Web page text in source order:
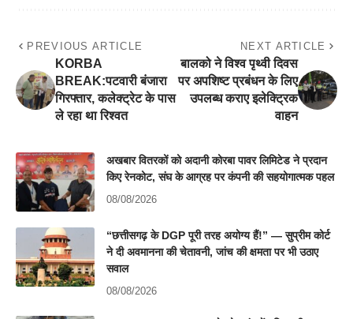
PREVIOUS ARTICLE
KORBA
BREAK:पटवारी बंजारा
गिरफ्तार, कलेक्ट्रेट के पास
ले रहा था रिश्वत
NEXT ARTICLE
बालको ने विश्व पृथ्वी दिवस
पर अपशिष्ट प्रबंधन के लिए
उपलब्ध कराए इलेक्ट्रिक
वाहन
अखबार वितरकों को अदानी कोरबा पावर लिमिटेड ने प्रदान
किए रेनकोट, संघ के आग्रह पर कंपनी की सहयोगात्मक पहल
08/08/2026
“छत्तीसगढ़ के DGP पूरी तरह अयोग्य हैं!” — सुप्रीम कोर्ट
ने दी अवमानना की चेतावनी, जांच की क्षमता पर भी उठाए
सवाल
08/08/2026